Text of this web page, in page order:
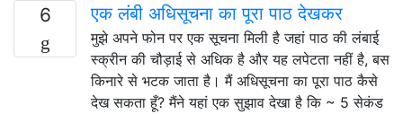
6 एक लंबी अधिसूचना का पूरा पाठ देखकर
मुझे अपने फोन पर एक सूचना मिली है जहां पाठ की लंबाई
स्क्रीन की चौड़ाई से अधिक है और यह लपेटता नहीं है, बस
किनारे से भटक जाता है। मैं अधिसूचना का पूरा पाठ कैसे
देख सकता हूँ? मैंने यहां एक सुझाव देखा है कि ~ 5 सेकंड